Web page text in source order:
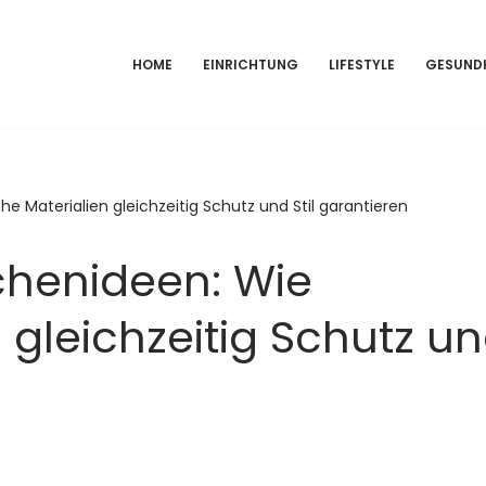
HOME EINRICHTUNG LIFESTYLE
Materialien gleichzeitig Schutz und Stil garantieren
Wie
Schutz